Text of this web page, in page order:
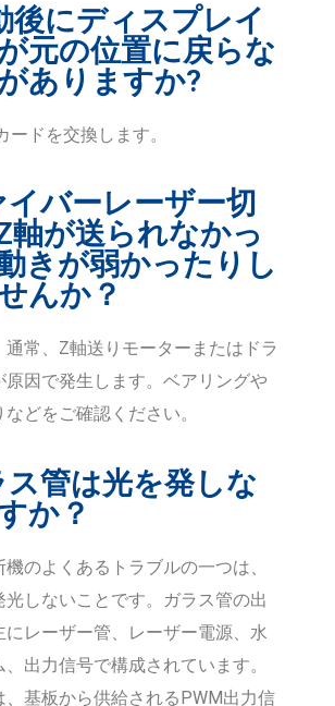
後にディスプレイ
元の位置に戻らな
ありますか?
ードを交換します。
バーレーザー切
軸が送られなかっ
きが弱かったりし
んか？
通常、Z軸送りモーターまたはドラ
原因で発生します。ベアリングや
どをご確認ください。
ス管は光を発しな
か？
のよくあるトラブルの一つは、
光しないことです。ガラス管の出
にレーザー管、レーザー電源、水
出力信号で構成されています。
、基板から供給されるPWM出力信